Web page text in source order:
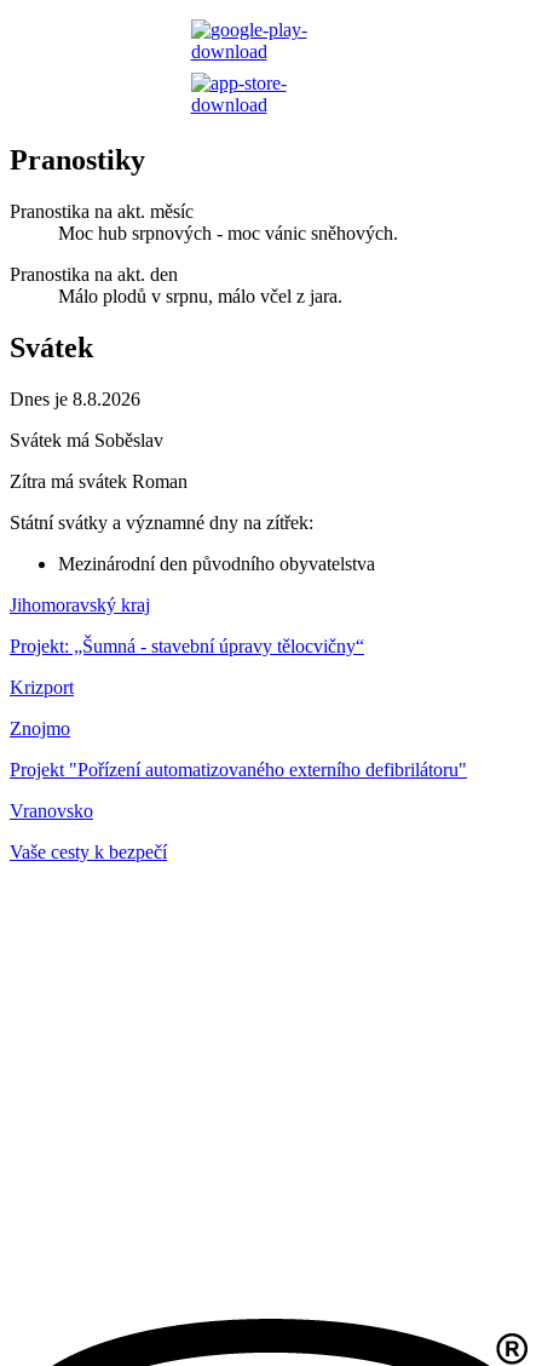
Pranostiky
Pranostika na akt. měsíc
Moc hub srpnových - moc vánic sněhových.
Pranostika na akt. den
Málo plodů v srpnu, málo včel z jara.
Svátek
Dnes je 8.8.2026
Svátek má Soběslav
Zítra má svátek Roman
Státní svátky a významné dny na zítřek:
Mezinárodní den původního obyvatelstva
Jihomoravský kraj
Projekt: „Šumná - stavební úpravy tělocvičny“
Krizport
Znojmo
Projekt "Pořízení automatizovaného externího defibrilátoru"
Vranovsko
Vaše cesty k bezpečí